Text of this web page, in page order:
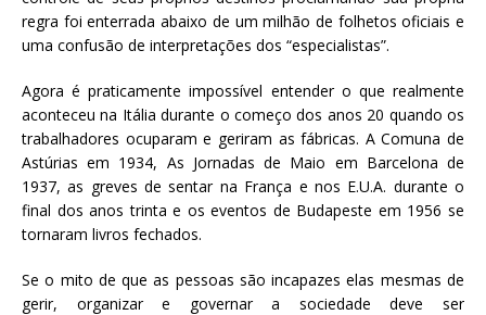
regra foi enterrada abaixo de um milhão de folhetos oficiais e
uma confusão de interpretações dos “especialistas”.
Agora é praticamente impossível entender o que realmente
aconteceu na Itália durante o começo dos anos 20 quando os
trabalhadores ocuparam e geriram as fábricas. A Comuna de
Astúrias em 1934, As Jornadas de Maio em Barcelona de
1937, as greves de sentar na França e nos E.U.A. durante o
final dos anos trinta e os eventos de Budapeste em 1956 se
tornaram livros fechados.
Se o mito de que as pessoas são incapazes elas mesmas de
gerir, organizar e governar a sociedade deve ser